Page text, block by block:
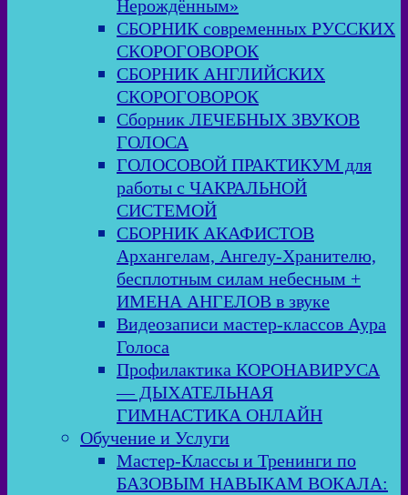
Нерождённым»
СБОРНИК современных РУССКИХ
СКОРОГОВОРОК
СБОРНИК АНГЛИЙСКИХ
СКОРОГОВОРОК
Сборник ЛЕЧЕБНЫХ ЗВУКОВ
ГОЛОСА
ГОЛОСОВОЙ ПРАКТИКУМ для
работы с ЧАКРАЛЬНОЙ
СИСТЕМОЙ
СБОРНИК АКАФИСТОВ
Архангелам, Ангелу-Хранителю,
бесплотным силам небесным +
ИМЕНА АНГЕЛОВ в звуке
Видеозаписи мастер-классов Аура
Голоса
Профилактика КОРОНАВИРУСА
— ДЫХАТЕЛЬНАЯ
ГИМНАСТИКА ОНЛАЙН
Обучение и Услуги
Мастер-Классы и Тренинги по
БАЗОВЫМ НАВЫКАМ ВОКАЛА: